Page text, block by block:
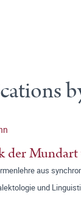
der
aus
und